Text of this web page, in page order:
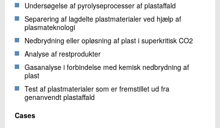
Undersøgelse af pyrolyseprocesser af plastaffald
Separering af lagdelte plastmaterialer ved hjælp af
plasmateknologi
Nedbrydning eller opløsning af plast i superkritisk CO2
Analyse af restprodukter
Gasanalyse i forbindelse med kemisk nedbrydning af
plast
Test af plastmaterialer som er fremstillet ud fra
genanvendt plastaffald
Cases